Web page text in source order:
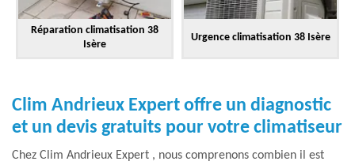
Réparation climatisation 38
Isère
Urgence climatisation 38 Isère
Clim Andrieux Expert offre un diagnostic
et un devis gratuits pour votre climatiseur
Chez Clim Andrieux Expert , nous comprenons combien il est